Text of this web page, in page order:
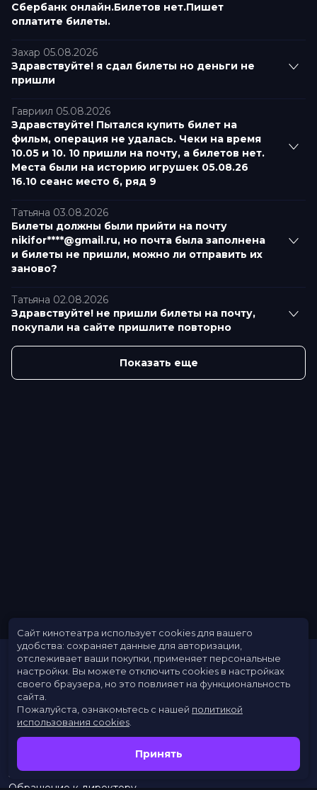
Сбербанк онлайн.Билетов нет.Пишет
оплатите билеты.
Захар 05.08.2026
Здравствуйте! я сдал билеты но деньги не
пришли
Гавриил 05.08.2026
Здравствуйте! Пытался купить билет на
фильм, операция не удалась. Чеки на время
10.05 и 10. 10 пришли на почту, а билетов нет.
Места были на историю игрушек 05.08.26
16.10 сеанс место 6, ряд 9
Татьяна 03.08.2026
Билеты должны были прийти на почту
nikifor****@gmail.ru, но почта была заполнена
и билеты не пришли, можно ли отправить их
заново?
Татьяна 02.08.2026
Здравствуйте! не пришли билеты на почту,
покупали на сайте пришлите повторно
Показать еще
Расписание
Скоро в кино
Заведения
Сайт кинотеатра использует cookies для вашего
удобства: сохраняет данные для авторизации,
отслеживает ваши покупки, применяет персональные
настройки. Вы можете отключить cookies в настройках
своего браузера, но это повлияет на функциональность
сайта.
Пожалуйста, ознакомьтесь с нашей политикой
использования cookies
Принять